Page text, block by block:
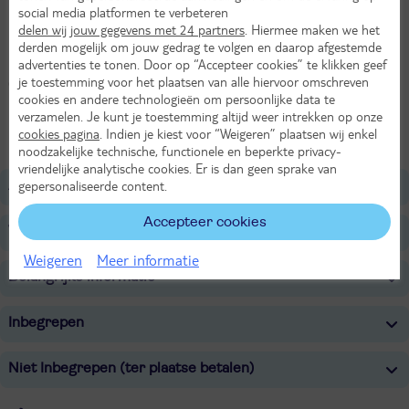
Inclusief huurauto
De mooiste plekjes ontdek je met de auto
Een huurauto van de laagste categorie is inbegrepen bij deze reis.
Grotere auto nodig? Een upgrade is mogelijk tijdens het boeken.
Lees meer
Algemeen
Verzorging
Belangrijke informatie
Inbegrepen
Niet Inbegrepen (ter plaatse betalen)
social media platformen te verbeteren
delen wij jouw gegevens met 24 partners . Hiermee maken we het
derden mogelijk om jouw gedrag te volgen en daarop afgestemde
advertenties te tonen. Door op “Accepteer cookies” te klikken geef
je toestemming voor het plaatsen van alle hiervoor omschreven
cookies en andere technologieën om persoonlijke data te
verzamelen. Je kunt je toestemming altijd weer intrekken op onze
cookies pagina . Indien je kiest voor “Weigeren” plaatsen wij enkel
noodzakelijke technische, functionele en beperkte privacy-
vriendelijke analytische cookies. Er is dan geen sprake van
gepersonaliseerde content.
Accepteer cookies
Weigeren Meer informatie